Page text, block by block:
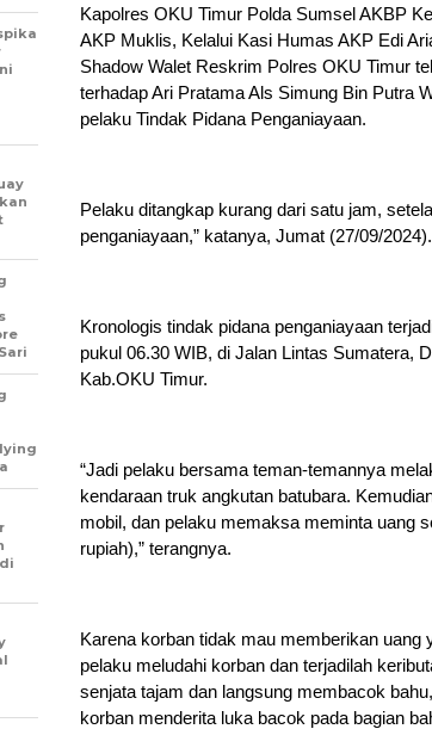
Kapolres OKU Timur Polda Sumsel AKBP
AKP Muklis, Kelalui Kasi Humas AKP Edi
Shadow Walet Reskrim Polres OKU Timur
terhadap Ari Pratama Als Simung Bin Putra
pelaku Tindak Pidana Penganiayaan.
Pelaku ditangkap kurang dari satu jam,
penganiayaan,” katanya, Jumat (27/09/2024).
Kronologis tindak pidana penganiayaan
pukul 06.30 WIB, di Jalan Lintas Sumatera,
Kab.OKU Timur.
“Jadi pelaku bersama teman-temannya
kendaraan truk angkutan batubara.
mobil, dan pelaku memaksa meminta uang
rupiah),” terangnya.
Karena korban tidak mau memberikan uang
pelaku meludahi korban dan terjadilah
senjata tajam dan langsung membacok
korban menderita luka bacok pada bagian